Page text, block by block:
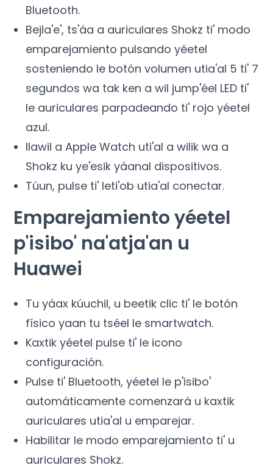
Bluetooth.
Bejla'e', ts'áa a auriculares Shokz ti' modo
emparejamiento pulsando yéetel
sosteniendo le botón volumen utia'al 5 ti' 7
segundos wa tak ken a wil jump'éel LED ti'
le auriculares parpadeando ti' rojo yéetel
azul.
Ilawil a Apple Watch uti'al a wilik wa a
Shokz ku ye'esik yáanal dispositivos.
Túun, pulse ti' leti'ob utia'al conectar.
Emparejamiento yéetel
p'isibo' na'atja'an u
Huawei
Tu yáax kúuchil, u beetik clic ti' le botón
físico yaan tu tséel le smartwatch.
Kaxtik yéetel pulse ti' le icono
configuración.
Pulse ti' Bluetooth, yéetel le p'isibo'
automáticamente comenzará u kaxtik
auriculares utia'al u emparejar.
Habilitar le modo emparejamiento ti' u
auriculares Shokz.